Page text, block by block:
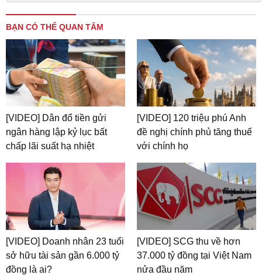
BẠN CÓ THỂ QUAN TÂM
[VIDEO] Dân đổ tiền gửi
ngân hàng lập kỷ lục bất
chấp lãi suất hạ nhiệt
[VIDEO] 120 triệu phú Anh
đề nghị chính phủ tăng thuế
với chính họ
[VIDEO] Doanh nhân 23 tuổi
sở hữu tài sản gần 6.000 tỷ
đồng là ai?
[VIDEO] SCG thu về hơn
37.000 tỷ đồng tại Việt Nam
nửa đầu năm